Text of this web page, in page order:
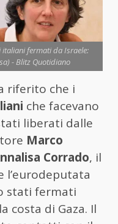
fermati da Israele:
- Blitz Quotidiano
riferito che i
che facevano
liberati dalle
Marco
Corrado, il
l’eurodeputata
stati fermati
costa di Gaza. Il